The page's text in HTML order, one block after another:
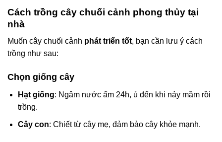
Cách trồng cây chuối cảnh phong thủy tại
nhà
Muốn cây chuối cảnh phát triển tốt, bạn cần lưu ý cách
trồng như sau:
Chọn giống cây
Hạt giống: Ngâm nước ấm 24h, ủ đến khi nảy mầm rồi
trồng.
Cây con: Chiết từ cây mẹ, đảm bảo cây khỏe mạnh.